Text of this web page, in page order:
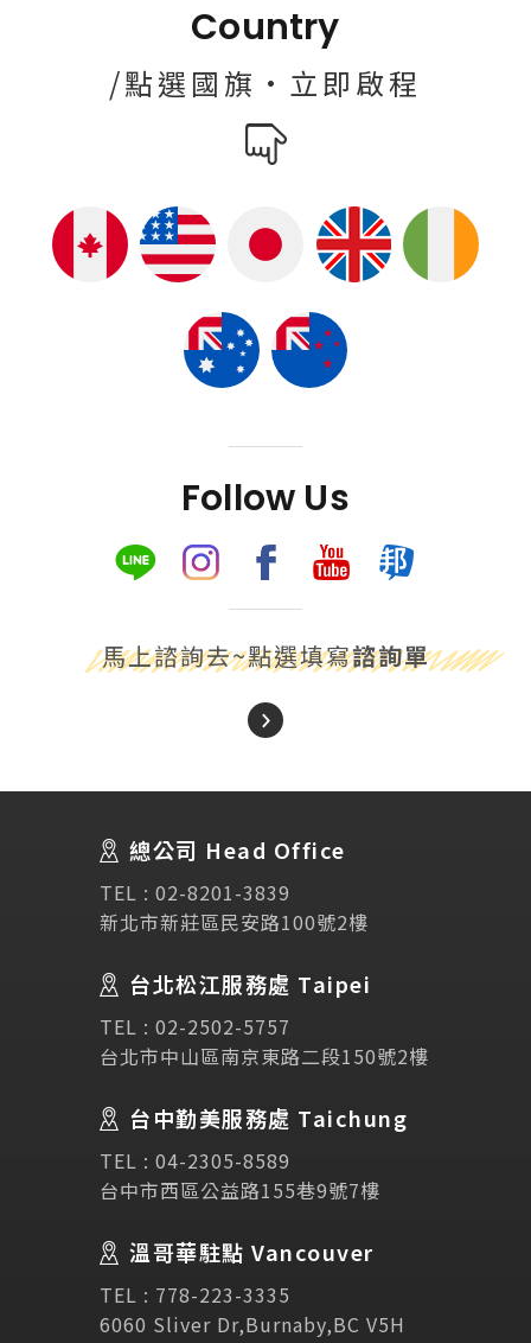
諮詢表單
講座活動
Links 相關連結
使用條款 免責聲明 隱私權保護政策
Country
/點選國旗·立即啟程
Follow Us
馬上諮詢去~點選填寫諮詢單
總公司 Head Office
TEL : 02-8201-3839
新北市新莊區民安路100號2樓
台北松江服務處 Taipei
TEL : 02-2502-5757
台北市中山區南京東路二段150號2樓
台中勤美服務處 Taichung
TEL : 04-2305-8589
台中市西區公益路155巷9號7樓
溫哥華駐點 Vancouver
TEL : 778-223-3335
6060 Sliver Dr,Burnaby,BC V5H